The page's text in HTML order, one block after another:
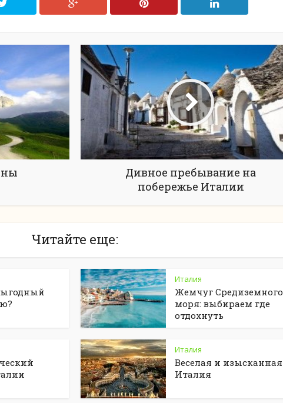
Дивное пребывание на
побережье Италии
Читайте еще:
Италия
Жемчуг Средиземного
моря: выбираем где
отдохнуть
Италия
Веселая и изысканная
Италия